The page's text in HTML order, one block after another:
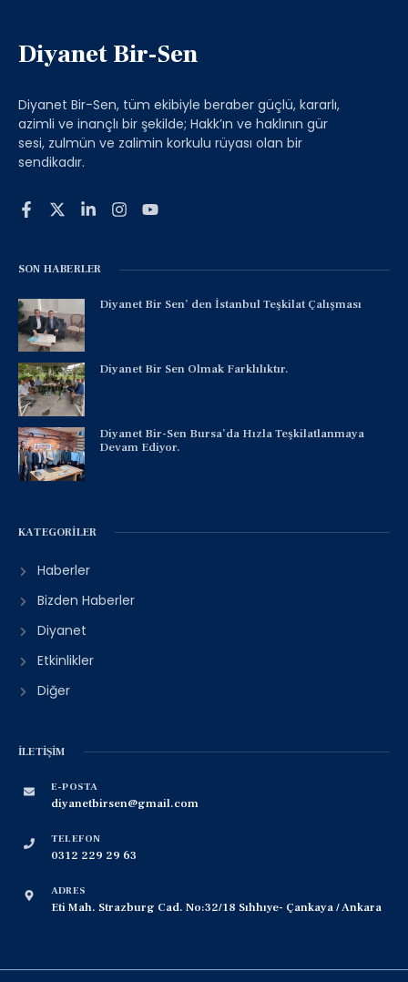
SON HABERLER
Diyanet Bir Sen’ den İstanbul Teşkilat Çalışması
Diyanet Bir Sen Olmak Farklılıktır.
Diyanet Bir-Sen Bursa’da Hızla Teşkilatlanmaya
Devam Ediyor.
KATEGORILER
Haberler
Bizden Haberler
Diyanet
Etkinlikler
Diğer
İLETIŞIM
E-POSTA
diyanetbirsen@gmail.com
TELEFON
0312 229 29 63
ADRES
Eti Mah. Strazburg Cad. No:32/18 Sıhhıye- Çankaya / Ankara
Diyanet Bir-Sen
Diyanet Bir-Sen, tüm ekibiyle beraber güçlü, kararlı,
azimli ve inançlı bir şekilde; Hakk’ın ve haklının gür
sesi, zulmün ve zalimin korkulu rüyası olan bir
sendikadır.